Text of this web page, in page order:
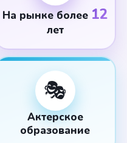
На рынке более 12
лет
🎭
Актерское
образование